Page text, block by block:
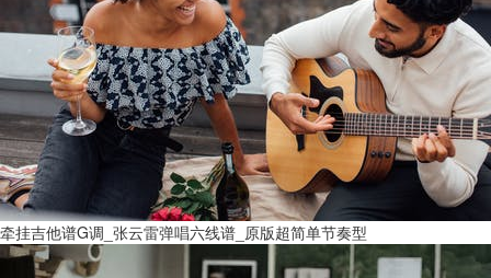
牵挂吉他谱G调_张云雷弹唱六线谱_原版超简单节奏型